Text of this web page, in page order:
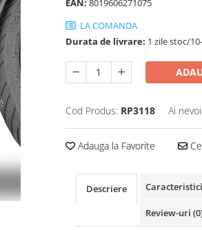
EAN: 8019606271075
LA COMANDA
Durata de livrare: 1 zile stoc/
Cod Produs: RP3118 Ai
Adauga la Favorite
Descriere Caracteristici
Review-uri